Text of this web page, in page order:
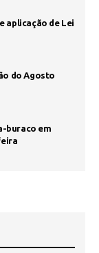
aplicação de Lei
do Agosto
buraco em